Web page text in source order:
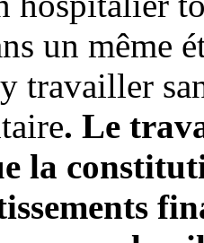
un même
travailler
. Le
la